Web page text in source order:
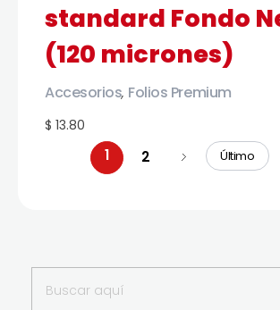
standard Fondo
(120 micrones)
$ 13.80
Accesorios, Folios Premium
1 2 Último